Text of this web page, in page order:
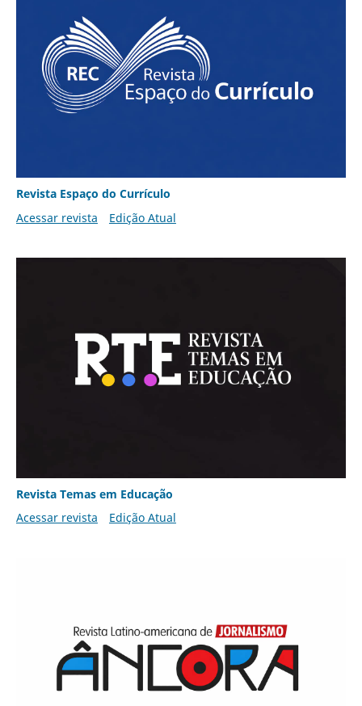
Revista Espaço do Currículo
Acessar revista
Edição Atual
Revista Temas em Educação
Acessar revista
Edição Atual